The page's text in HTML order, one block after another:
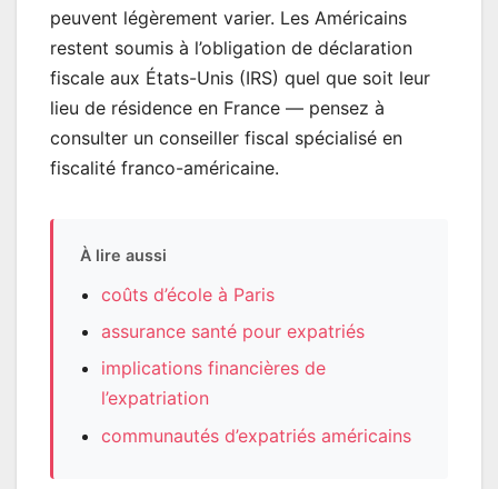
peuvent légèrement varier. Les Américains
restent soumis à l’obligation de déclaration
fiscale aux États-Unis (IRS) quel que soit leur
lieu de résidence en France — pensez à
consulter un conseiller fiscal spécialisé en
fiscalité franco-américaine.
À lire aussi
coûts d’école à Paris
assurance santé pour expatriés
implications financières de
l’expatriation
communautés d’expatriés américains